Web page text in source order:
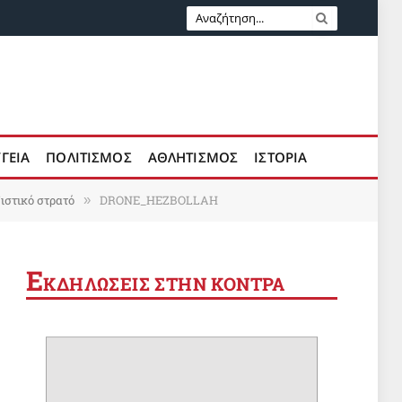
ΠΟΛΙΤΙΣΜΟΣ ΑΘΛΗΤΙΣΜΟΣ ΙΣΤΟΡΙΑ
στρατό » DRONE_HEZBOLLAH
ΕΚΔΗΛΩΣΕΙΣ ΣΤΗΝ ΚΟΝΤΡΑ